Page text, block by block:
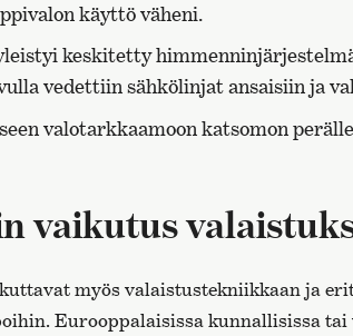
käyttö väheni.
keskitetty
vedettiin sähkölinjat ansaisiin ja
valotarkkaamoon katsomon
vaikutus
myös valaistustekniikkaan ja
Eurooppalaisissa kunnallisissa